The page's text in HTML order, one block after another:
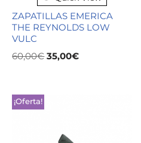
ZAPATILLAS EMERICA
THE REYNOLDS LOW
VULC
60,00€ 35,00€
¡Oferta!